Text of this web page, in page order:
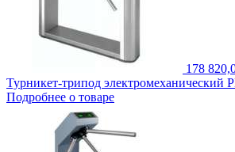
178
Турникет-трипод электромеханический
Подробнее о товаре